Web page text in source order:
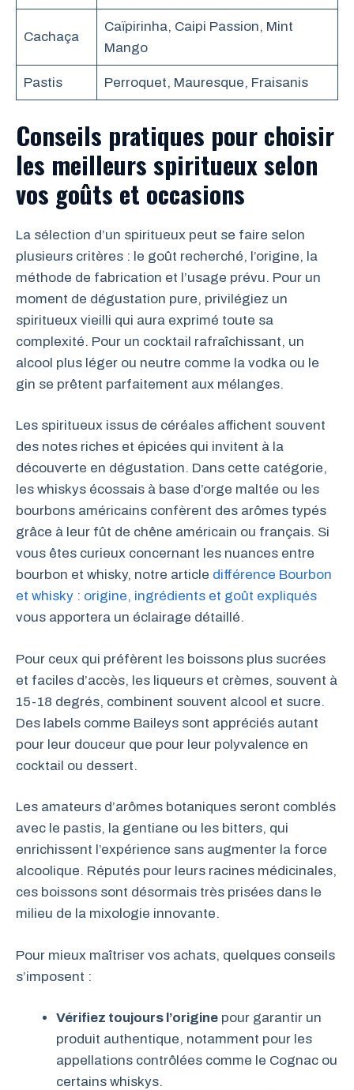
Cachaça
Caïpirinha, Caipi Passion, Mint
Mango
Pastis Perroquet, Mauresque, Fraisanis
Conseils pratiques pour choisir
les meilleurs spiritueux selon
vos goûts et occasions
La sélection d’un spiritueux peut se faire selon
plusieurs critères : le goût recherché, l’origine, la
méthode de fabrication et l’usage prévu. Pour un
moment de dégustation pure, privilégiez un
spiritueux vieilli qui aura exprimé toute sa
complexité. Pour un cocktail rafraîchissant, un
alcool plus léger ou neutre comme la vodka ou le
gin se prêtent parfaitement aux mélanges.
Les spiritueux issus de céréales affichent souvent
des notes riches et épicées qui invitent à la
découverte en dégustation. Dans cette catégorie,
les whiskys écossais à base d’orge maltée ou les
bourbons américains confèrent des arômes typés
grâce à leur fût de chêne américain ou français. Si
vous êtes curieux concernant les nuances entre
bourbon et whisky, notre article différence Bourbon
et whisky : origine, ingrédients et goût expliqués
vous apportera un éclairage détaillé.
Pour ceux qui préfèrent les boissons plus sucrées
et faciles d’accès, les liqueurs et crèmes, souvent à
15-18 degrés, combinent souvent alcool et sucre.
Des labels comme Baileys sont appréciés autant
pour leur douceur que pour leur polyvalence en
cocktail ou dessert.
Les amateurs d’arômes botaniques seront comblés
avec le pastis, la gentiane ou les bitters, qui
enrichissent l’expérience sans augmenter la force
alcoolique. Réputés pour leurs racines médicinales,
ces boissons sont désormais très prisées dans le
milieu de la mixologie innovante.
Pour mieux maîtriser vos achats, quelques conseils
s’imposent :
Vérifiez toujours l’origine pour garantir un
produit authentique, notamment pour les
appellations contrôlées comme le Cognac ou
certains whiskys.